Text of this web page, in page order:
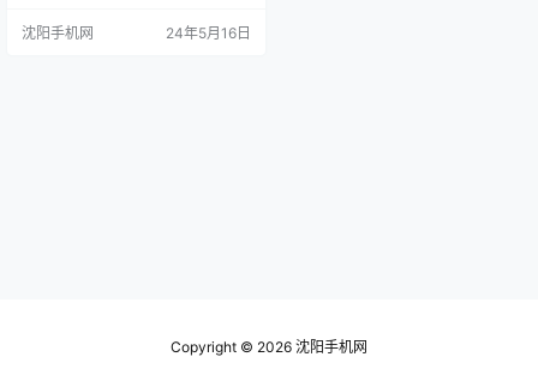
泛的支持，其主导地位更加稳固。
沈阳手机网 24年5月16日
Copyright © 2026 沈阳手机网